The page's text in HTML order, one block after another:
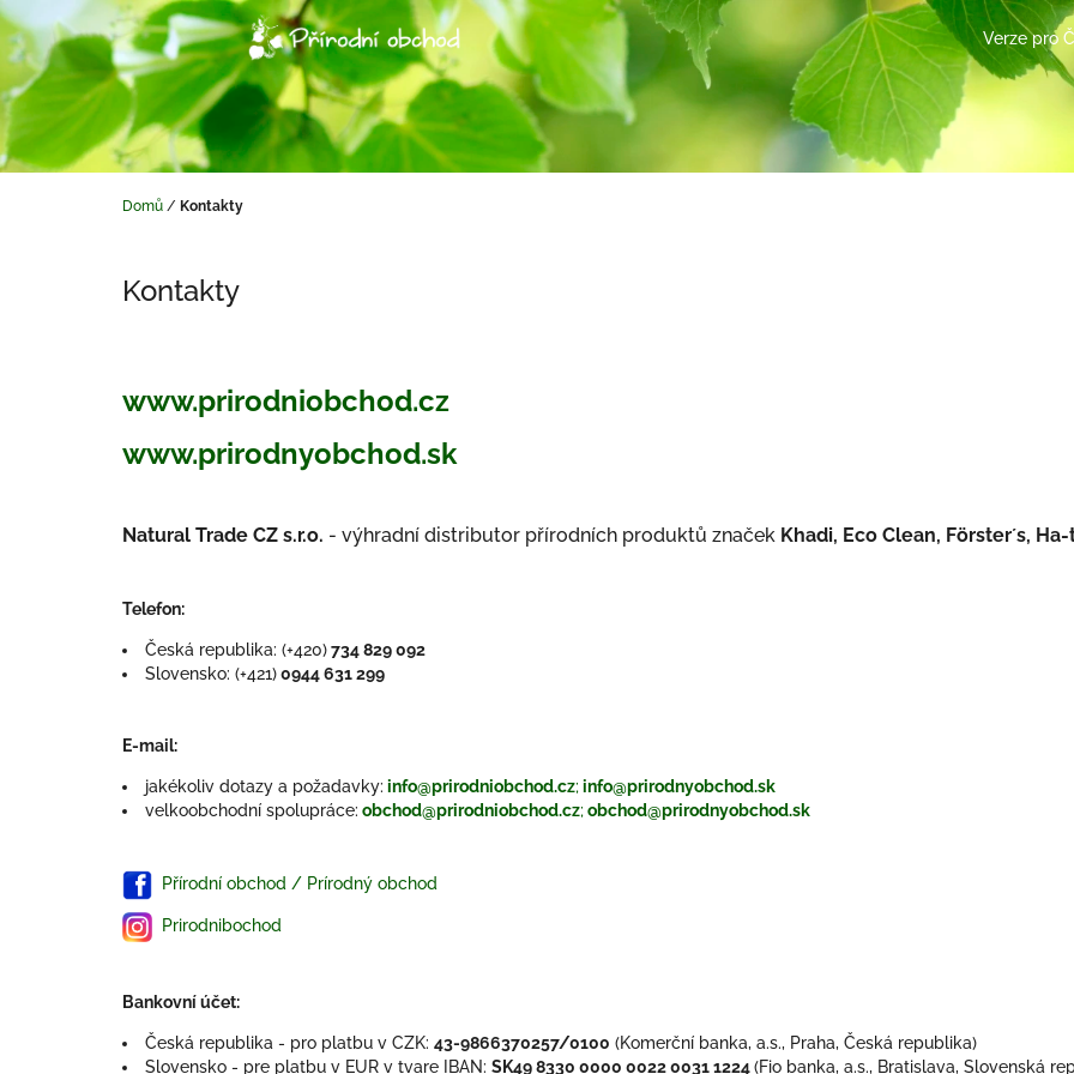
Přejít
na
obsah
Verze pro
Domů / Kontakty
Kontakty
www.prirodniobchod.cz
www.prirodnyobchod.sk
Natural Trade CZ s.r.o. - výhradní distributor přírodních produktů značek Khadi, Eco Clean, Förster´s,
Telefon:
Česká republika: (+420)734 829 092
Slovensko: (+421)0944 631 299
E-mail:
jakékoliv dotazy a požadavky: info@prirodniobchod.cz;info@prirodnyobchod.sk
velkoobchodní spolupráce: obchod@prirodniobchod.cz;obchod@prirodnyobchod.sk
Přírodní obchod / Prírodný obchod
Prirodnibochod
Bankovní účet:
Česká republika - pro platbu v CZK: 43-9866370257/0100 (Komerční banka, a.s., Praha, Česká republika)
Slovensko - pre platbu v EUR v tvare IBAN: SK49 8330 0000 0022 0031 1224(Fio banka, a.s., Bratislava, Slovenská